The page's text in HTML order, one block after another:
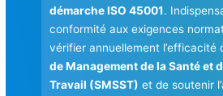
démarche ISO 45001.
conformité aux exigences
vérifier annuellement
de Management de la Santé et
Travail (SMSST) et de soutenir